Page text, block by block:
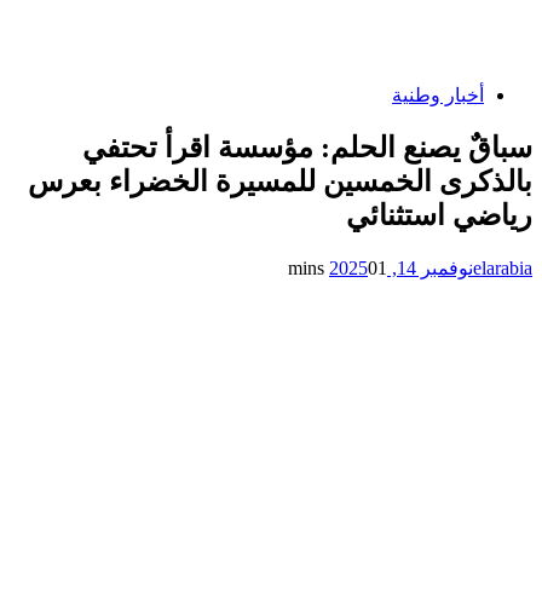
أخبار وطنية
سباقٌ يصنع الحلم: مؤسسة اقرأ تحتفي
بالذكرى الخمسين للمسيرة الخضراء بعرس
رياضي استثنائي
elarabiaنوفمبر 14, 2025 01 mins